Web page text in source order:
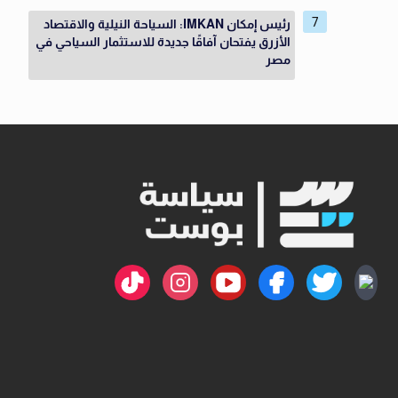
رئيس إمكان IMKAN: السياحة النيلية والاقتصاد
الأزرق يفتحان آفاقًا جديدة للاستثمار السياحي في
مصر